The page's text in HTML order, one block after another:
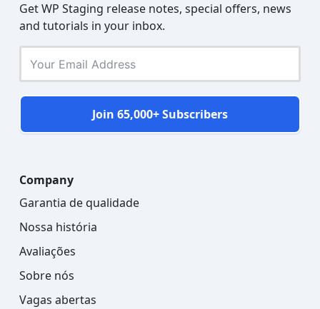
Get WP Staging release notes, special offers, news
and tutorials in your inbox.
Join 65,000+ Subscribers
Company
Garantia de qualidade
Nossa história
Avaliações
Sobre nós
Vagas abertas